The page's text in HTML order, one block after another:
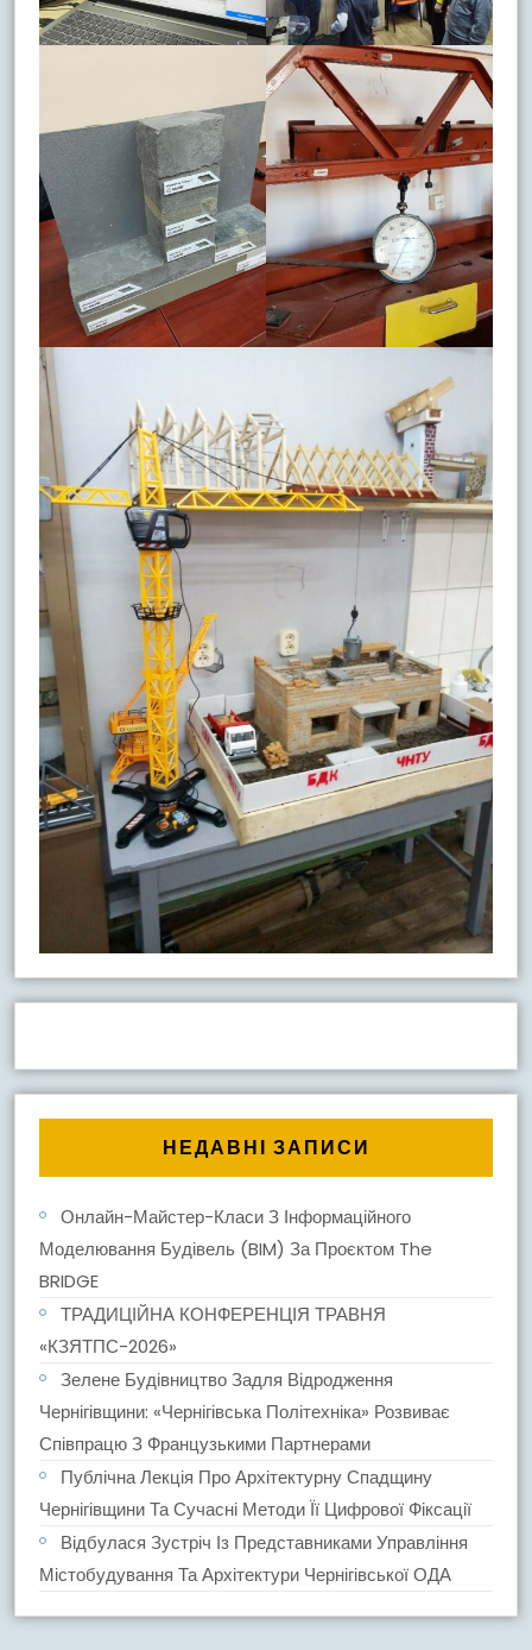
НЕДАВНІ ЗАПИСИ
Онлайн-Майстер-Класи З Інформаційного
Моделювання Будівель (BIM) За Проєктом The
BRIDGE
ТРАДИЦІЙНА КОНФЕРЕНЦІЯ ТРАВНЯ
«КЗЯТПС-2026»
Зелене Будівництво Задля Відродження
Чернігівщини: «Чернігівська Політехніка» Розвиває
Співпрацю З Французькими Партнерами
Публічна Лекція Про Архітектурну Спадщину
Чернігівщини Та Сучасні Методи Її Цифрової Фіксації
Відбулася Зустріч Із Представниками Управління
Містобудування Та Архітектури Чернігівської ОДА